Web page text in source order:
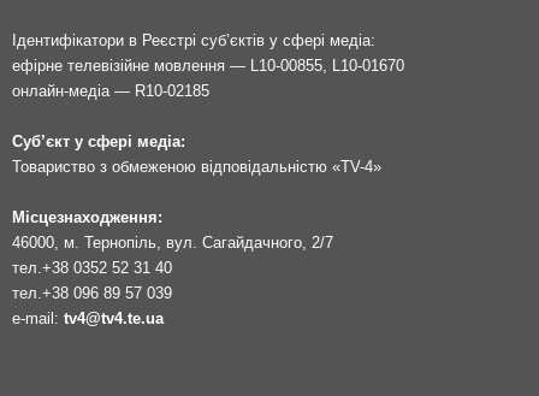
Ідентифікатори в Реєстрі суб’єктів у сфері медіа:
ефірне телевізійне мовлення — L10-00855, L10-01670
онлайн-медіа — R10-02185
Суб’єкт у сфері медіа:
Товариство з обмеженою відповідальністю «TV-4»
Місцезнаходження:
46000, м. Тернопіль, вул. Сагайдачного, 2/7
тел. +38 0352 52 31 40
тел. +38 096 89 57 039
e-mail: tv4@tv4.te.ua